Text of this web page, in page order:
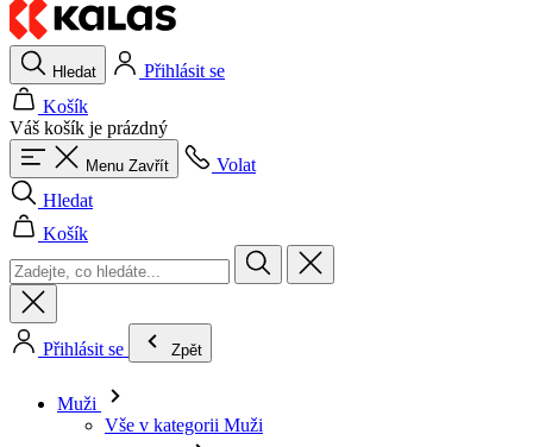
Hledat
Přihlásit se
Košík
Váš košík je prázdný
Menu Zavřít
Volat
Hledat
Košík
Přihlásit se Zpět
Muži
Vše v kategorii Muži